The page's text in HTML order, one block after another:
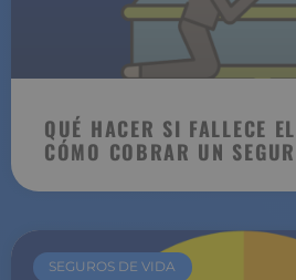
QUÉ HACER SI FALLECE
CÓMO COBRAR UN
SEGUROS DE VIDA